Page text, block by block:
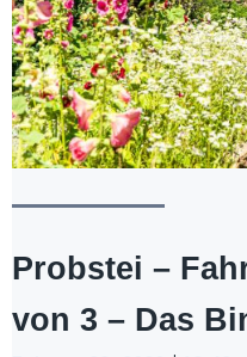
Probstei –
von 3 – Das